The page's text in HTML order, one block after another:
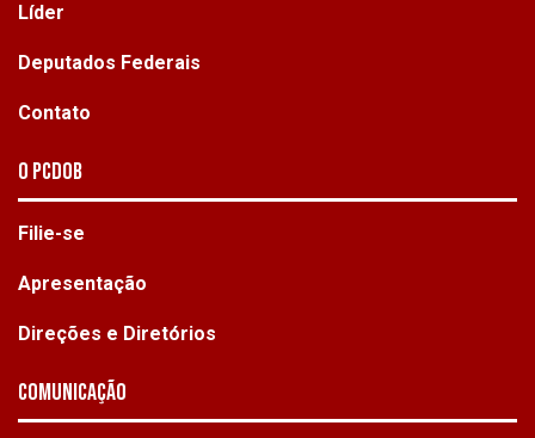
Líder
Deputados Federais
Contato
O PCdoB
Filie-se
Apresentação
Direções e Diretórios
Comunicação